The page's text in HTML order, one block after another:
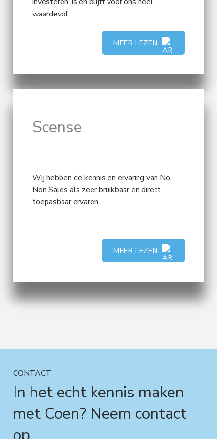
waardevol.
MEER LEZEN
Scense
Wij hebben de kennis en ervaring van No
Non Sales als zeer bruikbaar en direct
toepasbaar ervaren
MEER LEZEN
CONTACT
In het echt kennis maken
met Coen? Neem contact